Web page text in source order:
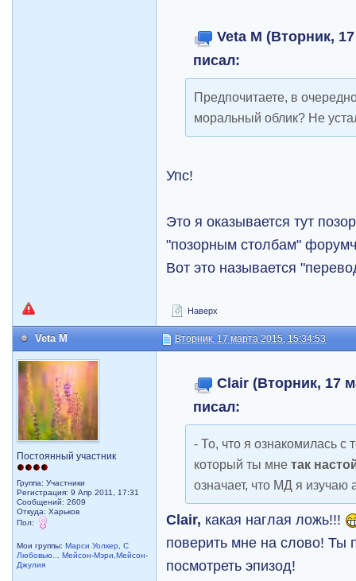
Veta M (Вторник,
писал:
Предпочитаете, в
моральный облик? Не
Упс!
Это я оказывается тут
"позорным столбам"
Вот это называется
Наверх
Veta M Вторник, 17 марта 2015, 15:34:53
Постоянный участник
Группа: Участники
Регистрация: 9 Апр 2011, 17:31
Сообщений: 2609
Откуда: Харьков
Пол:
Мои группы: Марси Уолкер,С
Любовью... Мейсон-Мэри,Мейсон-
Джулия
Clair (Вторник, 17
писал:
- То, что я ознакомилась
который ты мнетак
означает, что МД я изучаю
Clair, какая наглая ложь!!!
поверить мне на слово! Ты
посмотреть эпизод!